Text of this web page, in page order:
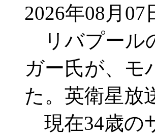
2026年08月07
リバプール
ガー氏が、モ
た。英衛星放
現在34歳の